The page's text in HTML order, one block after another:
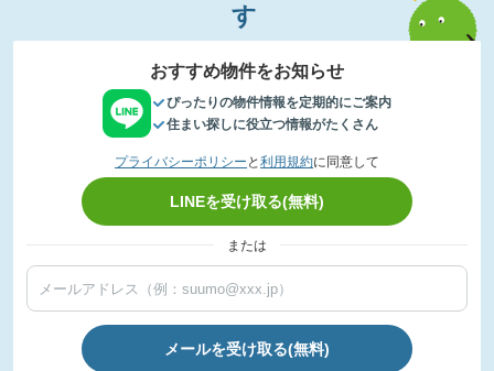
す
おすすめ物件をお知らせ
ぴったりの物件情報を定期的にご案内
住まい探しに役立つ情報がたくさん
プライバシーポリシー と 利用規約に同意して
LINEを受け取る(無料)
または
メールを受け取る(無料)